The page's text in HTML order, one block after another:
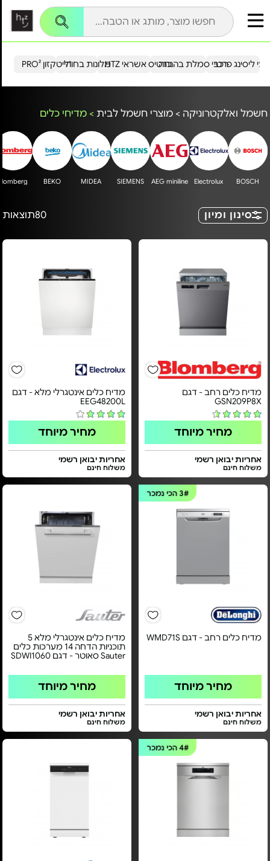
הייטקזון PRO²מלונות בחו"ל כרטיס אשראי HTZ ליסינג פרטירכבי סמלת בהנחה
חשמל ואלקטרוניקה > מוצרי חשמל לבית > מדיחי כלים
BOSCH
Electrolux
AEG miniline
SIEMENS
MIDEA
BEKO
סינון ומיון 80תוצאות
מדיח כלים רחב - דגם
GSN209P8X
מחיר מיוחד
אחריות יבואן רשמי
משלוח חינם
מדיח כלים אינטגרלי מלא - דגם
EEG48200L
מחיר מיוחד
אחריות יבואן רשמי
משלוח חינם
3#הכי נמכר
מדיח כלים רחב - דגם WMD71S
מחיר מיוחד
אחריות יבואן רשמי
משלוח חינם
מדיח כלים אינטגרלי מלא 5
תוכניות הדחה 14 מערכות כלים
Sauter סאוטר - דגם SDWI1060
מחיר מיוחד
אחריות יבואן רשמי
משלוח חינם
4#הכי נמכר